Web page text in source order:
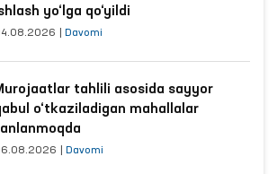
yo‘lga qo‘yildi
Davomi
tahlili asosida sayyor
o‘tkaziladigan mahallalar
Davomi